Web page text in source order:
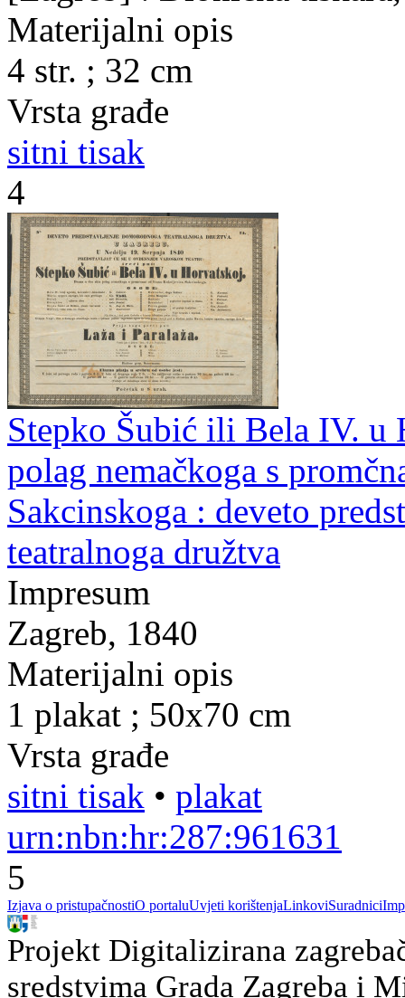
Materijalni opis
4 str. ; 32 cm
Vrsta građe
sitni tisak
4
Stepko Šubić ili Bela IV. u
polag nemačkoga s
Sakcinskoga : deveto
teatralnoga družtva
Impresum
Zagreb, 1840
Materijalni opis
1 plakat ; 50x70 cm
Vrsta građe
sitni tisak • plakat
urn:nbn:hr:287:961631
5
Izjava o pristupačnostiO portaluUvjeti korištenjaLinkoviSuradnici
Projekt Digitalizirana
sredstvima Grada Zagreba i